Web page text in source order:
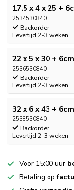
17.5 x 4 x 25 +
2534530840
Backorder
Levertijd 2-3 weken
22 x 5 x 30 +
2536530840
Backorder
Levertijd 2-3 weken
32 x 6 x 43 +
2538530840
Backorder
Levertijd 2-3 weken
Voor 15:00 uur
Betaling op